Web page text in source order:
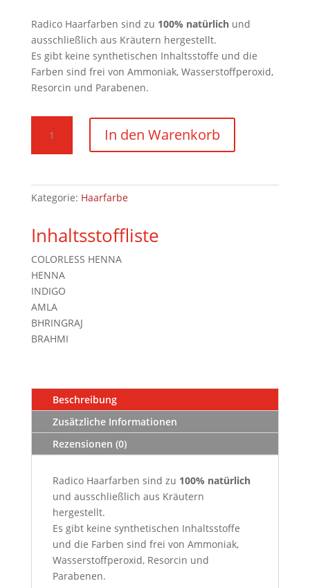
Radico Haarfarben sind zu 100% natürlichund
ausschließlich aus Kräutern hergestellt.
Es gibt keine synthetischen Inhaltsstoffe und die
Farben sind frei von Ammoniak, Wasserstoffperoxid,
Resorcin und Parabenen.
Rotblond
100g
-
3er
Discount
In den Warenkorb
Kategorie: Haarfarbe
Inhaltsstoffliste
COLORLESS HENNA
HENNA
INDIGO
AMLA
BHRINGRAJ
BRAHMI
Beschreibung
Zusätzliche Informationen
Rezensionen (0)
Radico Haarfarben sind zu 100% natürlich
und ausschließlich aus Kräutern
hergestellt.
Es gibt keine synthetischen Inhaltsstoffe
und die Farben sind frei von Ammoniak,
Wasserstoffperoxid, Resorcin und
Parabenen.